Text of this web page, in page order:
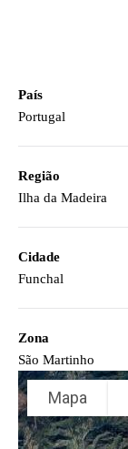
País
Portugal
Região
Ilha da Madeira
Cidade
Funchal
Zona
São Martinho
Mapa